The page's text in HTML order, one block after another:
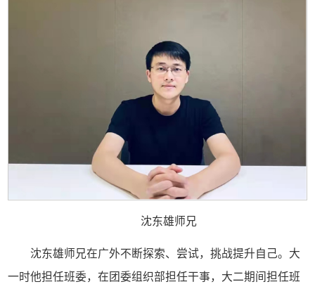
沈东雄师兄
沈东雄师兄在广外不断探索、尝试，挑战提升自己。大
一时他担任班委，在团委组织部担任干事，大二期间担任班